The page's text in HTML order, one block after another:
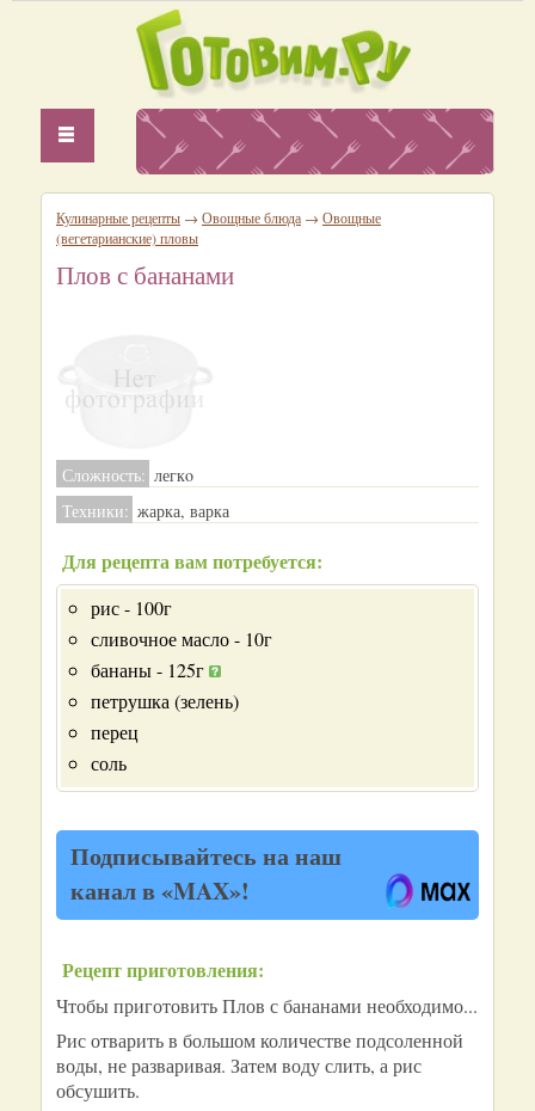
Кулинарные рецепты → Овощные блюда → Овощные
(вегетарианские) пловы
Плов с бананами
Сложность: легкo
Техники: жарка, варка
Для рецепта вам потребуется:
рис - 100г
сливочное масло - 10г
бананы - 125г
петрушка (зелень)
перец
соль
Подписывайтесь на наш
канал в «MAX»!
Рецепт приготовления:
Чтобы приготовить Плов с бананами необходимо...
Рис отварить в большом количестве подсоленной
воды, не разваривая. Затем воду слить, а рис
обсушить.